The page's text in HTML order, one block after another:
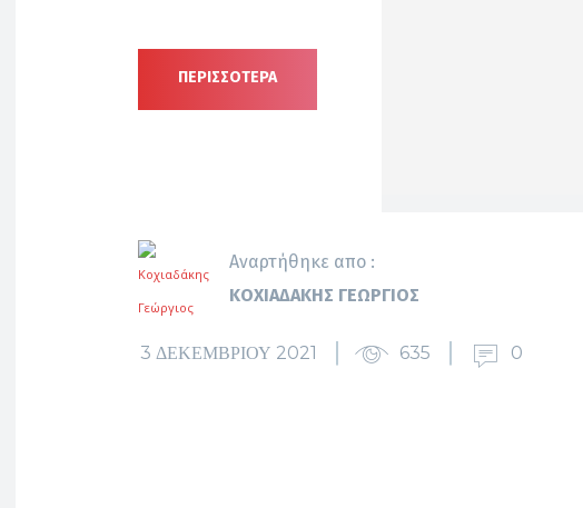
ΠΕΡΙΣΣΟΤΕΡΑ
Αναρτήθηκε απο :
ΚΟΧΙΑΔΆΚΗΣ ΓΕΏΡΓΙΟΣ
3 ΔΕΚΕΜΒΡΊΟΥ 2021 635 0